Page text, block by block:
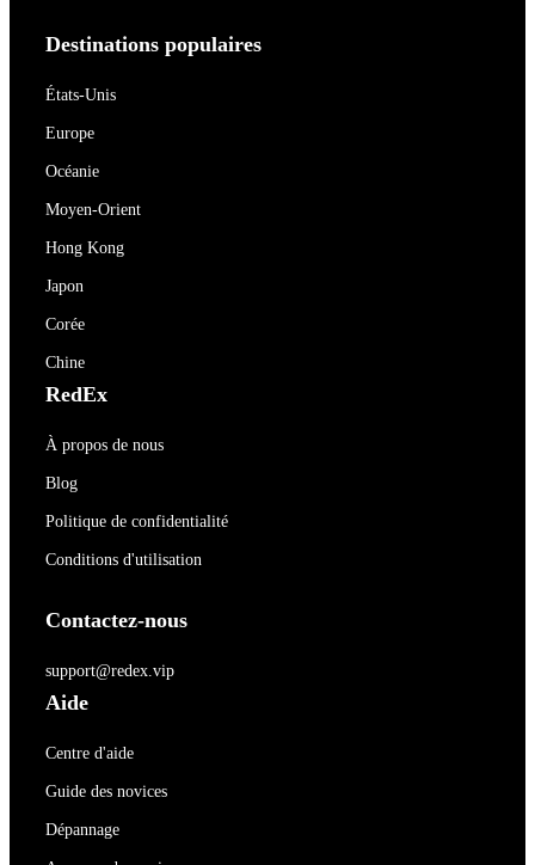
Destinations populaires
États-Unis
Europe
Océanie
Moyen-Orient
Hong Kong
Japon
Corée
Chine
RedEx
À propos de nous
Blog
Politique de confidentialité
Conditions d'utilisation
Contactez-nous
support@redex.vip
Aide
Centre d'aide
Guide des novices
Dépannage